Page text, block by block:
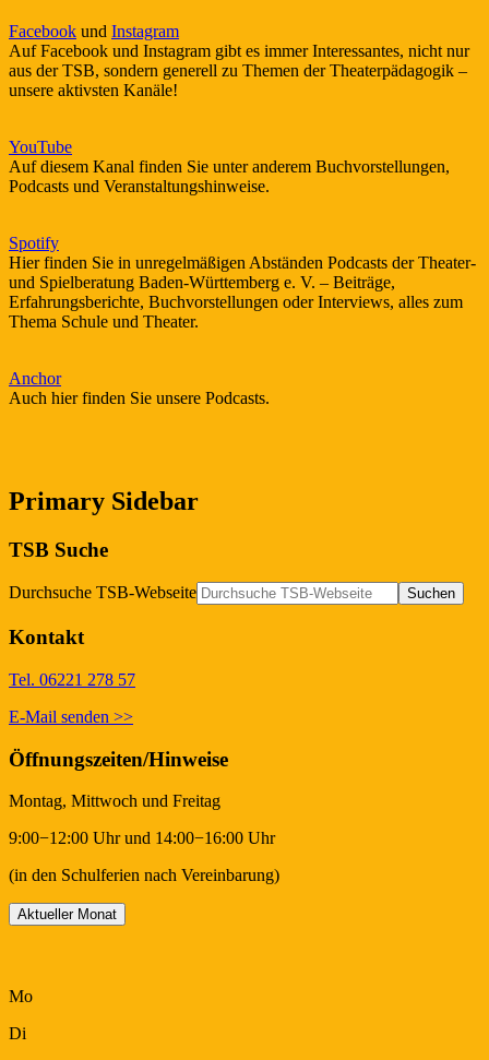
Facebook und Instagram
Auf Facebook und Instagram gibt es immer Interessantes, nicht nur
aus der TSB, sondern generell zu Themen der Theaterpädagogik –
unsere aktivsten Kanäle!
YouTube
Auf diesem Kanal finden Sie unter anderem Buchvorstellungen,
Podcasts und Veranstaltungshinweise.
Spotify
Hier finden Sie in unregelmäßigen Abständen Podcasts der Theater-
und Spielberatung Baden-Württemberg e. V. – Beiträge,
Erfahrungsberichte, Buchvorstellungen oder Interviews, alles zum
Thema Schule und Theater.
Anchor
Auch hier finden Sie unsere Podcasts.
Primary Sidebar
TSB Suche
Durchsuche TSB-Webseite
Kontakt
Tel. 06221 278 57
E-Mail senden >>
Öffnungszeiten/Hinweise
Montag, Mittwoch und Freitag
9:00−12:00 Uhr und 14:00−16:00 Uhr
(in den Schulferien nach Vereinbarung)
Aktueller Monat
Mo
Di